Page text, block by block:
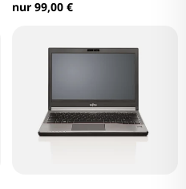
nur 99,00 €